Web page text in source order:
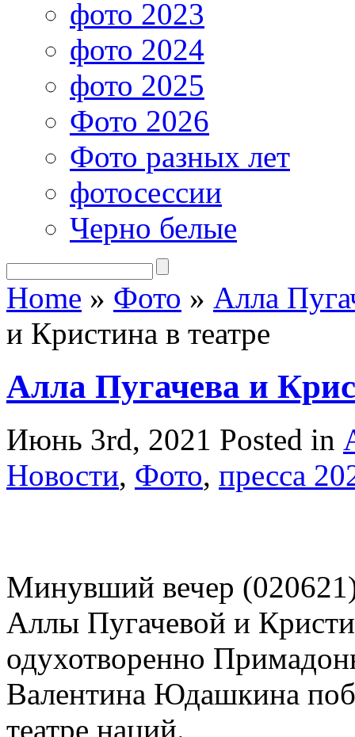
фото 2023
фото 2024
фото 2025
Фото 2026
Фото разных лет
фотосессии
Черно белые
Home » Фото » Алла
и Кристина в театре
Алла Пугачева и
Июнь 3rd, 2021 Posted in
Новости, Фото, пресса
Минувший вечер (020621)
Аллы Пугачевой и
одухотворенно
Валентина Юдашкина
театре наций.